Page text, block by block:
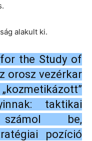
alakult ki.
the Study of
orosz vezérkar
taktikai
számol be,
pozíció